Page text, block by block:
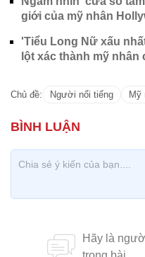
giới của mỹ nhân
'Tiểu Long Nữ xấu
lột xác thành mỹ nhân
Chủ đề: Người nổi tiếng Mỹ